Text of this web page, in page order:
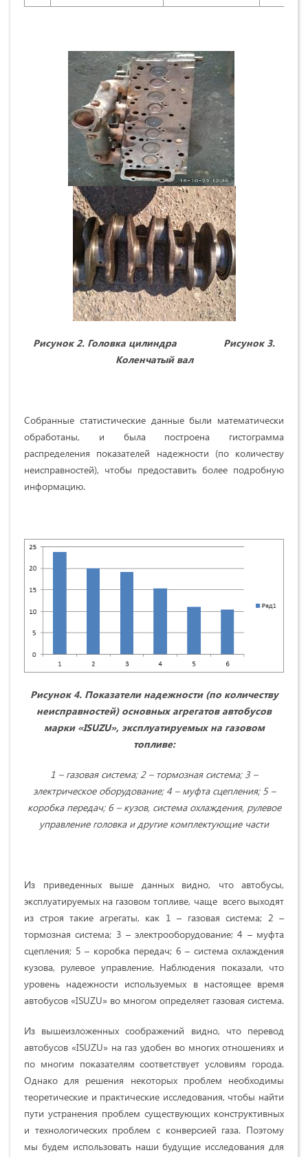
Рисунок 2. Головка цилиндра Рисунок 3.
Коленчатый вал
Собранные статистические данные были математически
обработаны, и была построена гистограмма
распределения показателей надежности (по количеству
неисправностей), чтобы предоставить более подробную
информацию.
Рисунок 4. Показатели надежности (по количеству
неисправностей) основных агрегатов автобусов
марки «ISUZU», эксплуатируемых на газовом
топливе:
1 – газовая система; 2 – тормозная система; 3 –
электрическое оборудование; 4 – муфта сцепления; 5 –
коробка передач; 6 – кузов, система охлаждения, рулевое
управление головка и другие комплектующие части
Из приведенных выше данных видно, что автобусы,
эксплуатируемых на газовом топливе, чаще всего выходят
из строя такие агрегаты, как 1 – газовая система; 2 –
тормозная система; 3 – электрооборудование; 4 – муфта
сцепления; 5 – коробка передач; 6 – система охлаждения
кузова, рулевое управление. Наблюдения показали, что
уровень надежности используемых в настоящее время
автобусов «ISUZU» во многом определяет газовая система.
Из вышеизложенных соображений видно, что перевод
автобусов «ISUZU» на газ удобен во многих отношениях и
по многим показателям соответствует условиям города.
Однако для решения некоторых проблем необходимы
теоретические и практические исследования, чтобы найти
пути устранения проблем существующих конструктивных
и технологических проблем с конверсией газа. Поэтому
мы будем использовать наши будущие исследования для